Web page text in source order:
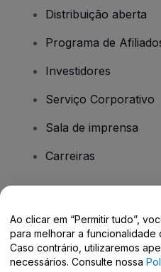
Distribuição aberta
Programa de
Investidores
Serviço Corporativo
Sala de imprensa
Carreiras
Centro de Ajuda /
Ao clicar em “Permitir tudo”,
para melhorar a
Caso contrário, utilizaremos
necessários. Consulte nossa